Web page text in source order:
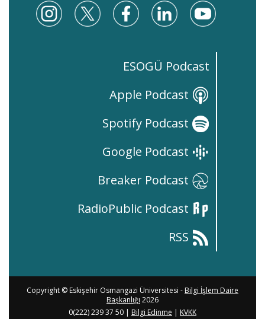
ESOGÜ Podcast
Apple Podcast
Spotify Podcast
Google Podcast
Breaker Podcast
RadioPublic Podcast
RSS
Copyright © Eskişehir Osmangazi Üniversitesi - Bilgi İşlem Daire
Başkanlığı 2026
0(222) 239 37 50 | Bilgi Edinme | KVKK